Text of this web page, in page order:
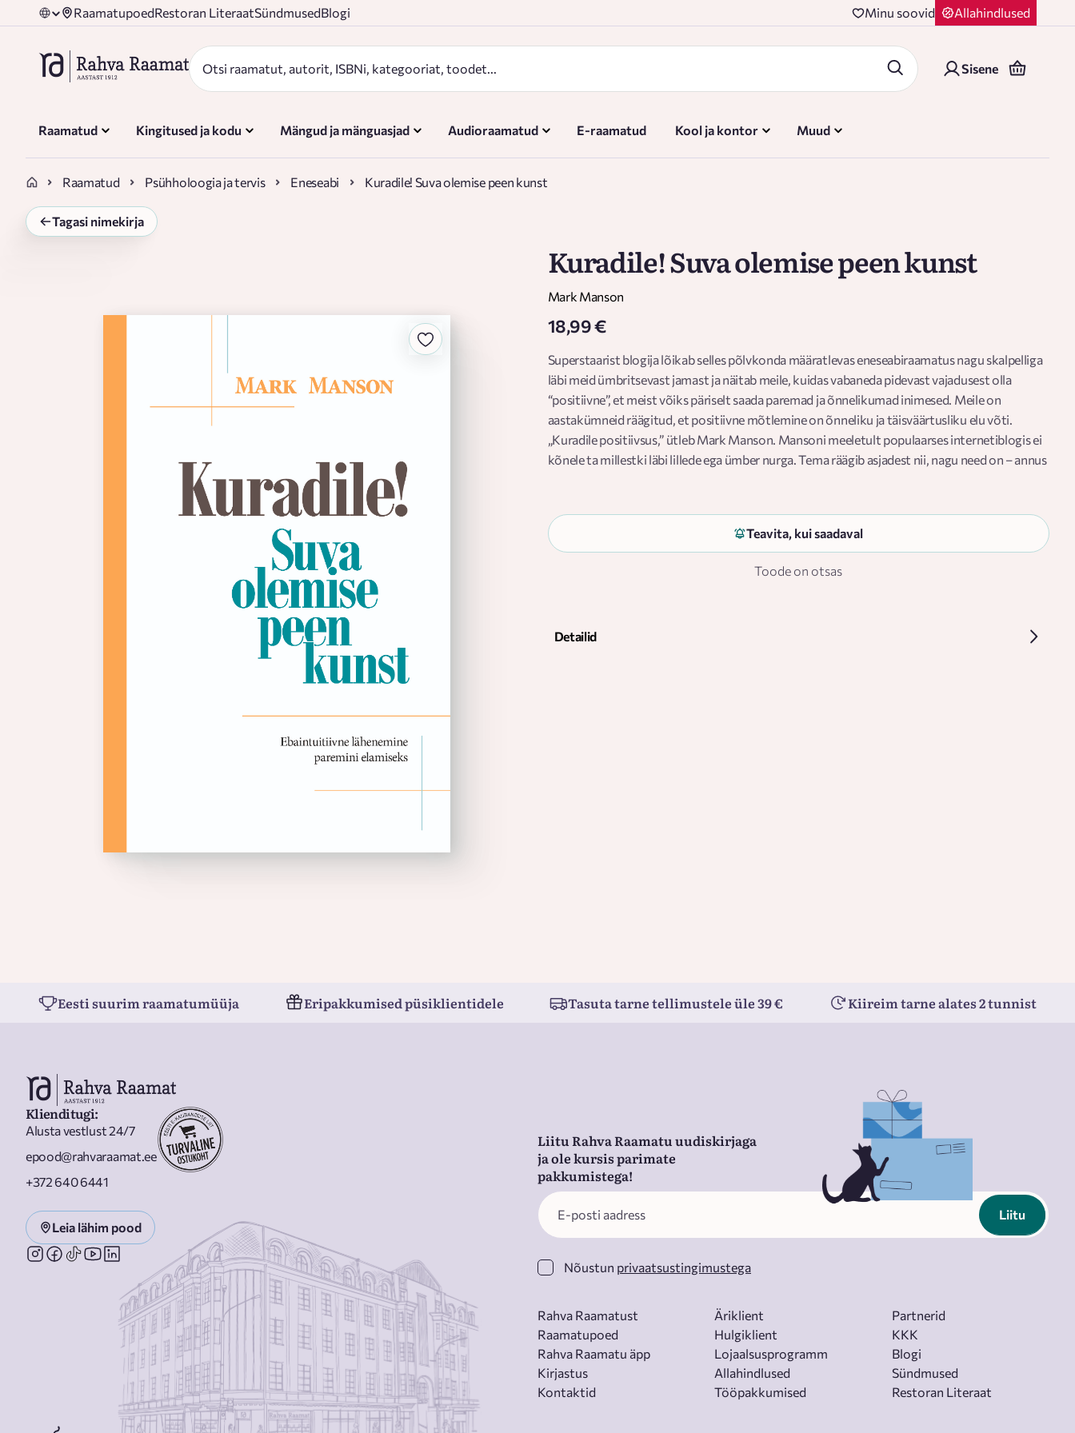
RaamatupoedRestoran LiteraatSündmusedBlogi Minu soovid Allahindlused
Sisene
Raamatud Kingitused ja kodu Mängud ja mänguasjad Audioraamatud E-raamatud Kool ja kontor Muud
Raamatud Psühholoogia ja tervis Eneseabi Kuradile! Suva olemise peen kunst
Tagasi nimekirja
Kuradile! Suva olemise peen kunst
Mark Manson
18,99 €
Superstaarist blogija lõikab selles põlvkonda määratlevas eneseabiraamatus nagu skalpelliga
läbi meid ümbritsevast jamast ja näitab meile, kuidas vabaneda pidevast vajadusest olla
“positiivne”, et meist võiks päriselt saada paremad ja õnnelikumad inimesed. Meile on
aastakümneid räägitud, et positiivne mõtlemine on õnneliku ja täisväärtusliku elu võti.
„Kuradile positiivsus,” ütleb Mark Manson. Mansoni meeletult populaarses internetiblogis ei
kõnele ta millestki läbi lillede ega ümber nurga. Tema räägib asjadest nii, nagu need on – annus
On piiratud arv asju, millest me oleme võimelised hoolima, nii et meil tuleb välja selgitada, mis
meile tõesti korda läheb, selgitab Manson. „Kuradile! Suva olemise peen kunst“ on kui
hädavajalik hetk, kus keegi sul õlgadest kinni haarab, sulle sügavale silma vaatab ja sinuga
päriselt räägib, kuid raamat on ühtlasi täis tujutõstvaid lookesi ja halastamatut huumorit; see
Teavita, kui saadaval
Toode on otsas
Detailid
Eesti suurim raamatumüüja Eripakkumised püsiklientidele Tasuta tarne tellimustele üle 39 € Kiireim tarne alates 2 tunnist
Klienditugi:
Alusta vestlust 24/7
epood@rahvaraamat.ee
+372 640 6441
Leia lähim pood
Liitu Rahva Raamatu uudiskirjaga
ja ole kursis parimate
pakkumistega!
Liitu
Nõustun privaatsustingimustega
Rahva Raamatust
Raamatupoed
Rahva Raamatu äpp
Kirjastus
Kontaktid
Äriklient
Hulgiklient
Lojaalsusprogramm
Allahindlused
Tööpakkumised
Partnerid
KKK
Blogi
Sündmused
Restoran Literaat